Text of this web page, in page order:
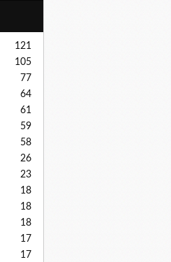
121
105
77
64
61
59
58
26
23
18
18
18
17
17